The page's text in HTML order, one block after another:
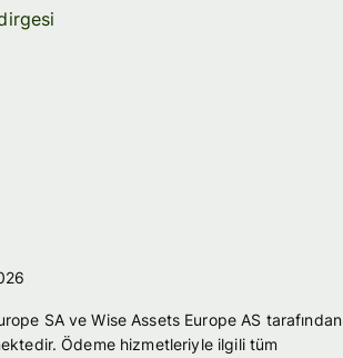
SA ve Wise Assets Europe AS tarafından
Ödeme hizmetleriyle ilgili tüm